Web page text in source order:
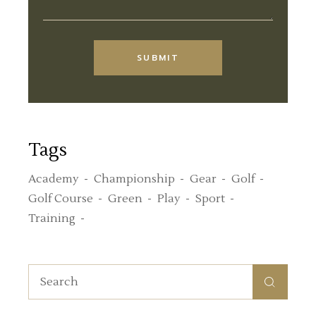
SUBMIT
Tags
Academy Championship Gear
Golf
Golf Course
Green Play
Sport
Training